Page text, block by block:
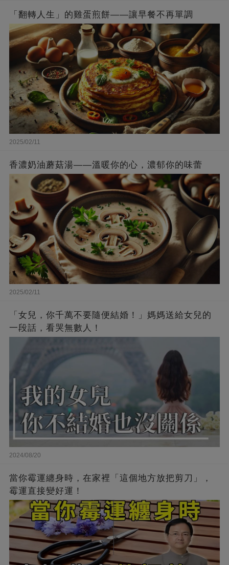
「翻轉人生」的雞蛋煎餅——讓早餐不再單調
2025/02/11
香濃奶油蘑菇湯——溫暖你的心，濃郁你的味蕾
2025/02/11
「女兒，你千萬不要隨便結婚！」媽媽送給女兒的
一段話，看哭無數人！
2024/08/20
當你霉運纏身時，在家裡「這個地方放把剪刀」，
霉運直接變好運！